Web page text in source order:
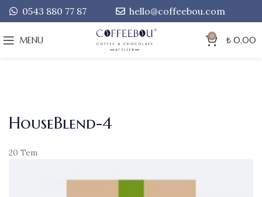
0543 880 77 87 hello@coffeebou.com
MENU 0 ₺ 0,00
HouseBlend-4
20 Tem